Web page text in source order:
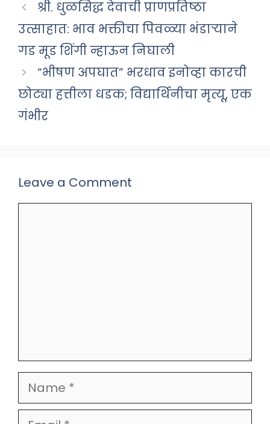
श्री. धुळसिद्ध देवाची प्राणप्रतिष्ठा
उत्साहात: भाव भक्तीचा पिवळ्या भंडाऱ्याने
गड मूड शिंगी न्हाऊन निघाली
“भीषण अपघात” भरधाव इनोव्हा कारची
छोट्या हत्तीला धडक; विद्यार्थिनीचा मृत्यू, एक
गंभीर
Leave a Comment
Name
Email